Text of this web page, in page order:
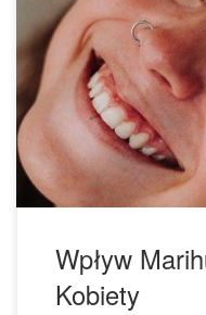
Kiedy myślisz o
leniwy facet leżący na
stereotyp ten nie jest
lepsze – nie tylko
Wraz z legalizacją
kobiety takie jak Miley
Wpływ
Kobiety